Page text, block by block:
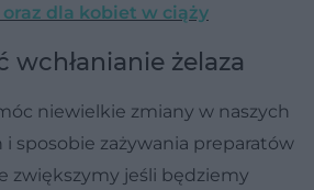
dla kobiet w ciąży
wchłanianie żelaza
niewielkie zmiany w naszych
i sposobie zażywania preparatów
zwiększymy jeśli będziemy